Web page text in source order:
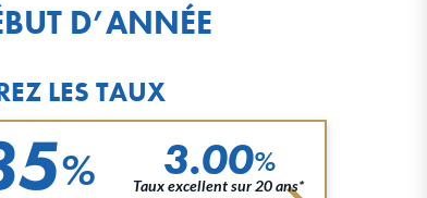
D’ANNÉE
LES TAUX
% 3.00%
Taux excellent sur 20 ans*